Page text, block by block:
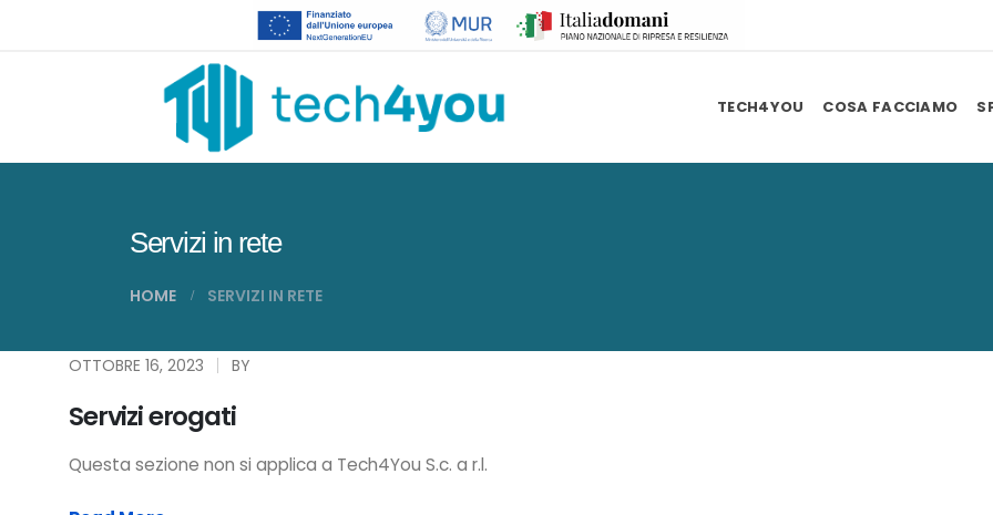
TECH4YOU COSA FACCIAMO
Servizi in rete
HOME SERVIZI IN RETE
OTTOBRE 16, 2023 BY
Servizi erogati
Questa sezione non si applica a Tech4You S.c. a r.l.